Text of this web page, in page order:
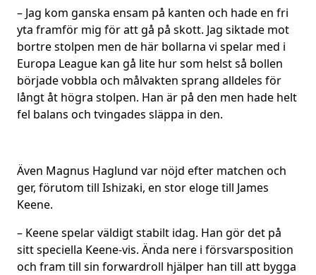
– Jag kom ganska ensam på kanten och hade en fri
yta framför mig för att gå på skott. Jag siktade mot
bortre stolpen men de här bollarna vi spelar med i
Europa League kan gå lite hur som helst så bollen
började vobbla och målvakten sprang alldeles för
långt åt högra stolpen. Han är på den men hade helt
fel balans och tvingades släppa in den.
Även Magnus Haglund var nöjd efter matchen och
ger, förutom till Ishizaki, en stor eloge till James
Keene.
– Keene spelar väldigt stabilt idag. Han gör det på
sitt speciella Keene-vis. Ända nere i försvarsposition
och fram till sin forwardroll hjälper han till att bygga